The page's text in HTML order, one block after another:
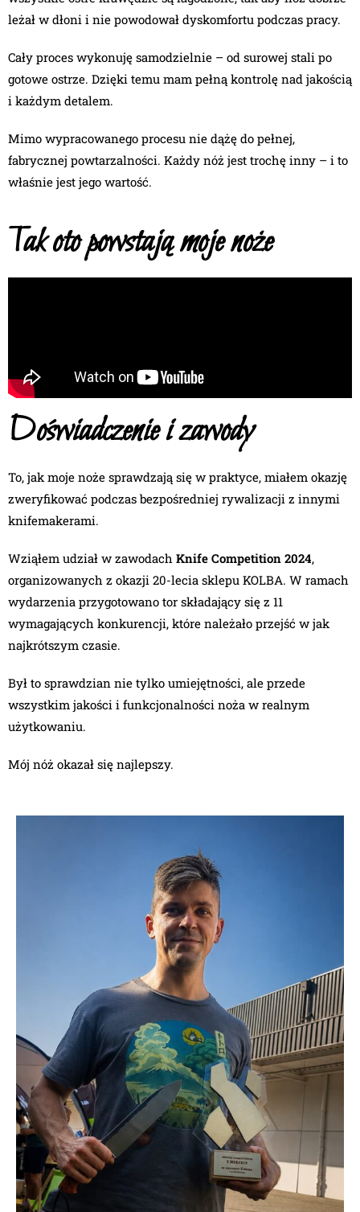
leżał w dłoni i nie powodował dyskomfortu podczas pracy.
Cały proces wykonuję samodzielnie – od surowej stali po
gotowe ostrze. Dzięki temu mam pełną kontrolę nad jakością
i każdym detalem.
Mimo wypracowanego procesu nie dążę do pełnej,
fabrycznej powtarzalności. Każdy nóż jest trochę inny – i to
właśnie jest jego wartość.
Tak oto powstają moje noże
Doświadczenie i zawody
To, jak moje noże sprawdzają się w praktyce, miałem okazję
zweryfikować podczas bezpośredniej rywalizacji z innymi
knifemakerami.
Wziąłem udział w zawodach Knife Competition 2024,
organizowanych z okazji 20-lecia sklepu KOLBA. W ramach
wydarzenia przygotowano tor składający się z 11
wymagających konkurencji, które należało przejść w jak
najkrótszym czasie.
Był to sprawdzian nie tylko umiejętności, ale przede
wszystkim jakości i funkcjonalności noża w realnym
użytkowaniu.
Mój nóż okazał się najlepszy.